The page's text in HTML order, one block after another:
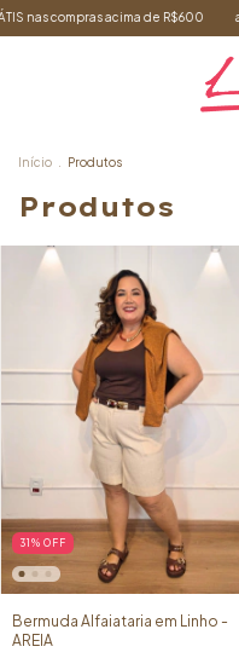
de R$600 até 50%OFF em
Início Produtos
Produtos
31 % OFF
Bermuda Alfaiataria em Linho -
AREIA